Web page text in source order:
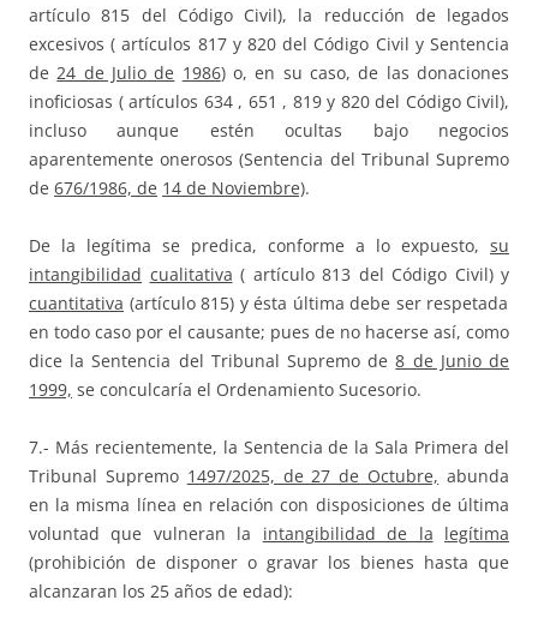
artículo 815 del Código Civil), la reducción de legados
excesivos ( artículos 817 y 820 del Código Civil y Sentencia
de24 de Julio de 1986) o, en su caso, de las donaciones
inoficiosas ( artículos 634 , 651 , 819 y 820 del Código Civil),
incluso aunque estén ocultas bajo negocios
aparentemente onerosos (Sentencia del Tribunal Supremo
de 676/1986, de 14 de Noviembre).
De la legítima se predica, conforme a lo expuesto, su
intangibilidad cualitativa ( artículo 813 del Código Civil) y
cuantitativa (artículo 815) y ésta última debe ser respetada
en todo caso por el causante; pues de no hacerse así, como
dice la Sentencia del Tribunal Supremo de8 de Junio de
1999, se conculcaría el Ordenamiento Sucesorio.
7.- Más recientemente, la Sentencia de la Sala Primera del
Tribunal Supremo 1497/2025, de 27 de Octubre, abunda
en la misma línea en relación con disposiciones de última
voluntad que vulneran la intangibilidad de la legítima
(prohibición de disponer o gravar los bienes hasta que
alcanzaran los 25 años de edad):